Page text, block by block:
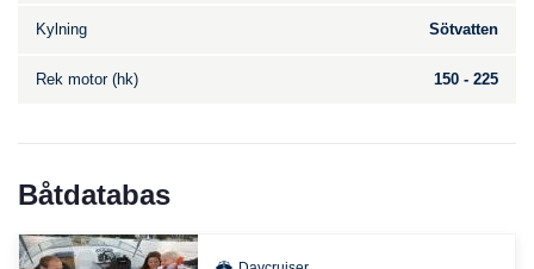
Kylning Sötvatten
Rek motor (hk) 150 - 225
Båtdatabas